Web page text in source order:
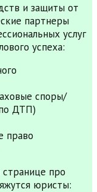
и защиты от
партнеры
услуг
успеха:
споры/
ДТП)
право
про
юристы: